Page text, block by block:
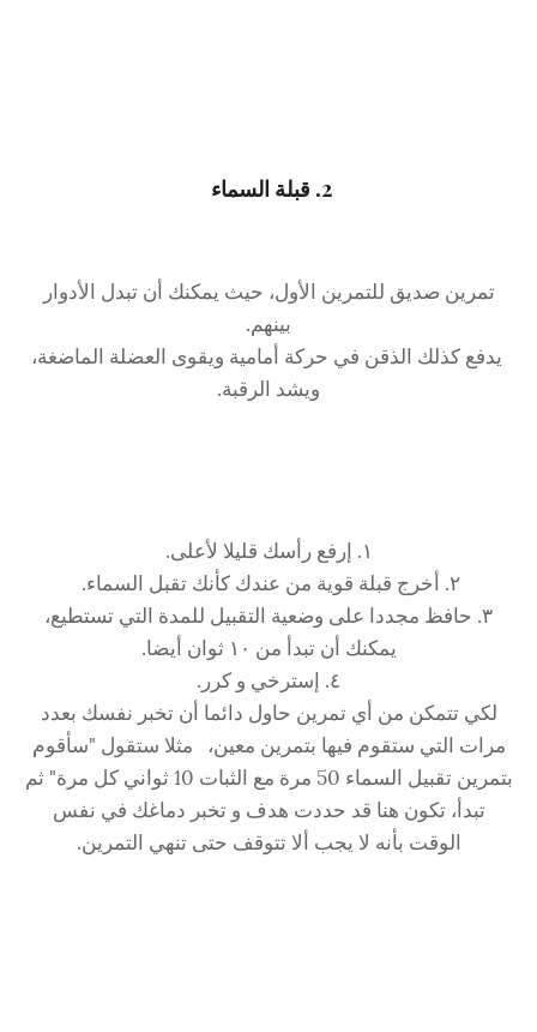
2. قبلة السماء
تمرين صديق للتمرين الأول، حيث يمكنك أن تبدل الأدوار
بينهم.
يدفع كذلك الذقن في حركة أمامية ويقوى العضلة الماضغة،
ويشد الرقبة.
١. إرفع رأسك قليلا لأعلى.
٢. أخرج قبلة قوية من عندك كأنك تقبل السماء.
٣. حافظ مجددا على وضعية التقبيل للمدة التي تستطيع،
يمكنك أن تبدأ من ١٠ ثوان أيضا.
٤. إسترخي و كرر.
لكي تتمكن من أي تمرين حاول دائما أن تخبر نفسك بعدد
مرات التي ستقوم فيها بتمرين معين، مثلا ستقول "سأقوم
بتمرين تقبيل السماء 50 مرة مع الثبات 10 ثواني كل مرة" ثم
تبدأ، تكون هنا قد حددت هدف و تخبر دماغك في نفس
الوقت بأنه لا يجب ألا تتوقف حتى تنهي التمرين.